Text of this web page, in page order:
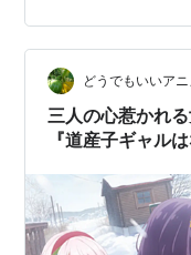
が下がったので暖
してあったジャガイ
ったところで、ふ
だ。オクラとトマ
どうでもいいア
三人の心惹かれ
『道産子ギャル